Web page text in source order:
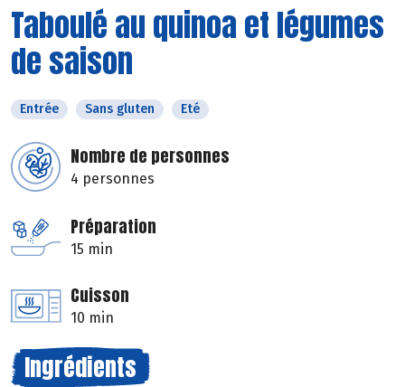
Taboulé au quinoa et légumes
de saison
Entrée Sans gluten Eté
Nombre de personnes
4 personnes
Préparation
15 min
Cuisson
10 min
Ingrédients